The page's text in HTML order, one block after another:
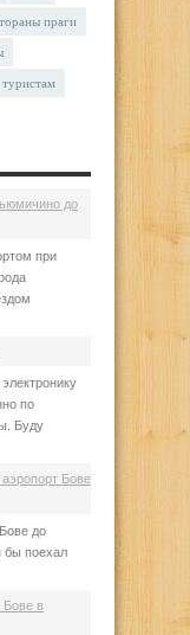
праги
туристам
до
при
по
Буду
аэропорт Бове
до
бы поехал
Бове в